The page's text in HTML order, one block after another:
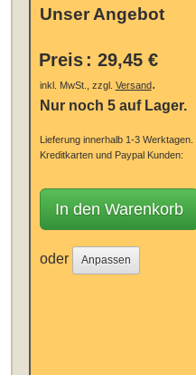
Unser Angebot
Preis : 29,45 €
inkl. MwSt., zzgl. Versand.
Nur noch 5 auf Lager.
Lieferung innerhalb 1-3 Werktagen.
Kreditkarten und Paypal Kunden:
In den Warenkorb
oder Anpassen